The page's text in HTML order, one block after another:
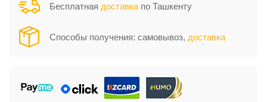
Бесплатная доставка по Ташкенту
Способы получения: самовывоз, доставка